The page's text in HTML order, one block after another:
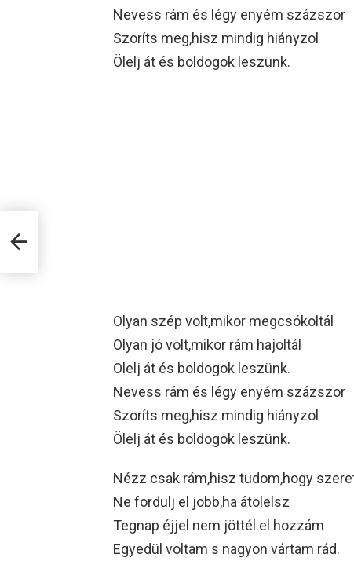
Nevess rám és légy enyém százszor
Szoríts meg,hisz mindig hiányzol
Ölelj át és boldogok leszünk.
Olyan szép volt,mikor megcsókoltál
Olyan jó volt,mikor rám hajoltál
Ölelj át és boldogok leszünk.
Nevess rám és légy enyém százszor
Szoríts meg,hisz mindig hiányzol
Ölelj át és boldogok leszünk.
Nézz csak rám,hisz tudom,hogy
Ne fordulj el jobb,ha átölelsz
Tegnap éjjel nem jöttél el hozzám
Egyedül voltam s nagyon vártam rád.